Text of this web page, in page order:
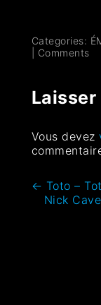
Categories:
Comments
Vous devez
← Toto –
Nick